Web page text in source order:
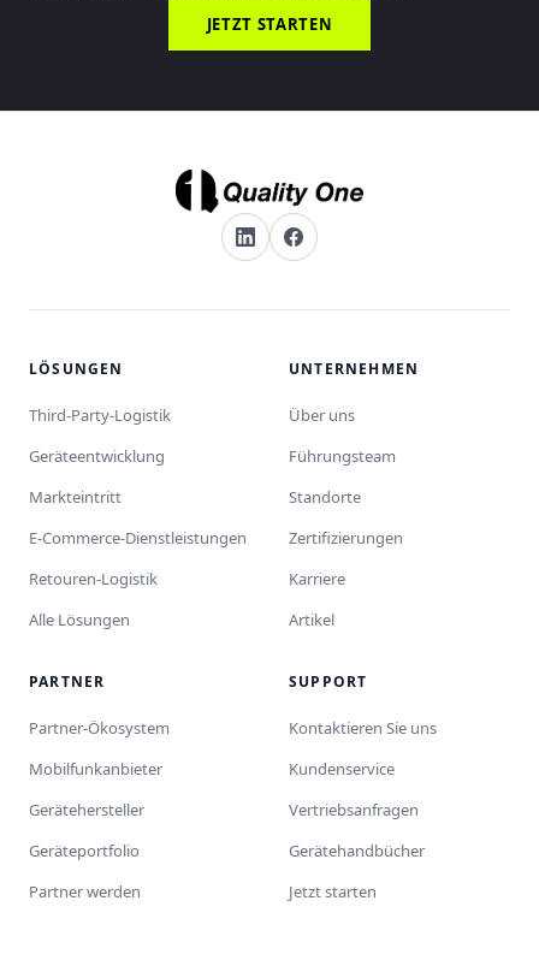
JETZT STARTEN
LÖSUNGEN
Third-Party-Logistik
Geräteentwicklung
Markteintritt
E-Commerce-Dienstleistungen
Retouren-Logistik
Alle Lösungen
UNTERNEHMEN
Über uns
Führungsteam
Standorte
Zertifizierungen
Karriere
Artikel
PARTNER
Partner-Ökosystem
Mobilfunkanbieter
Gerätehersteller
Geräteportfolio
Partner werden
SUPPORT
Kontaktieren Sie uns
Kundenservice
Vertriebsanfragen
Gerätehandbücher
Jetzt starten